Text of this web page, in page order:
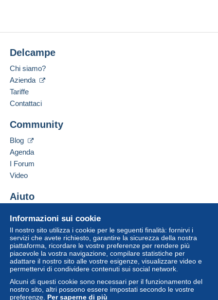
Informazioni sui cookie
Il nostro sito utilizza i cookie per le seguenti finalità: fornirvi i
servizi che avete richiesto, garantire la sicurezza della nostra
piattaforma, ricordare le vostre preferenze per rendere più
piacevole la vostra navigazione, compilare statistiche per
adattare il nostro sito alle vostre esigenze, visualizzare video e
permettervi di condividere contenuti sui social network.
Alcuni di questi cookie sono necessari per il funzionamento del
nostro sito, altri possono essere impostati secondo le vostre
preferenze. Per saperne di più
Delcampe
Chi siamo?
Azienda
Tariffe
Contattaci
Community
Blog
Agenda
I Forum
Video
Aiuto
Acquistare su Delcampe
Vendere su Delcampe
Un sito sicuro